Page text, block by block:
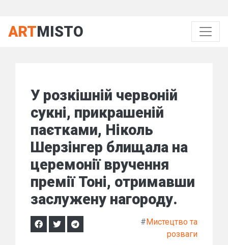
ARTMISTO
У розкішній червоній
сукні, прикрашеній
паєтками, Ніколь
Шерзінгер блищала на
церемонії вручення
премії Тоні, отримавши
заслужену нагороду.
#Мистецтво та
розваги